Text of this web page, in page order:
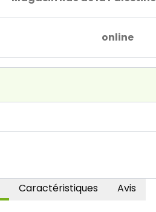
online
Caractéristiques Avis